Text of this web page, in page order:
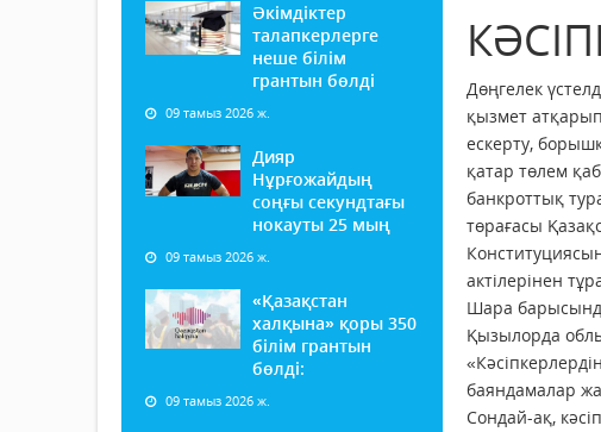
Әкімдіктер
талапкерлерге
неше білім
грантын бөлді
09 тамыз 2026 ж.
Дияр
Нұрғожайдың
соңғы секундтағы
нокауты 25 мың
09 тамыз 2026 ж.
«Қазақстан
халқына» қоры 350
білім грантын
бөлді:
09 тамыз 2026 ж.
Дөңгелек
қызмет
ескерту,
қатар төлем
банкроттық
төрағасы
актілерінен
Шара
Қызылорда
баяндамалар
Сондай-ақ,